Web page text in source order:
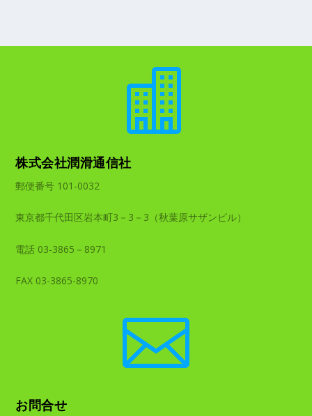

株式会社潤滑通信社
郵便番号 101-0032
東京都千代田区岩本町3－3－3（秋葉原サザンビル）
電話 03-3865－8971
FAX 03-3865-8970

お問合せ